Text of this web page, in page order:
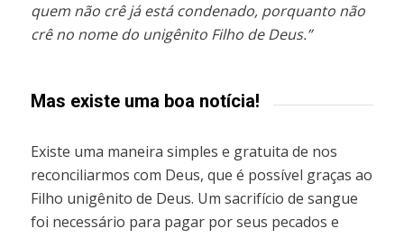
quem não crê já está condenado, porquanto não
crê no nome do unigênito Filho de Deus.”
Mas existe uma boa notícia!
Existe uma maneira simples e gratuita de nos
reconciliarmos com Deus, que é possível graças ao
Filho unigênito de Deus. Um sacrifício de sangue
foi necessário para pagar por seus pecados e